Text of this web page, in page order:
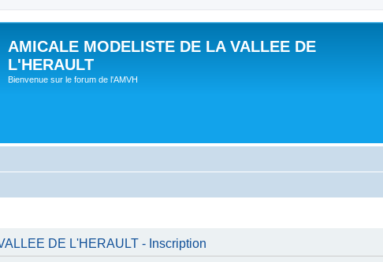
AMICALE MODELISTE DE LA VALLEE DE
L'HERAULT
Bienvenue sur le forum de l'AMVH
DE L'HERAULT - Inscription